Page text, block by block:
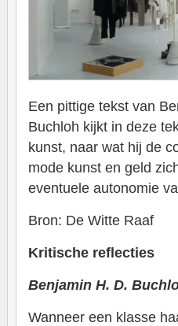
Een pittige tekst van
Buchloh kijkt in deze
kunst, naar wat hij de
mode kunst en geld
eventuele autonomie
Bron: De Witte Raaf
Kritische reflecties
Benjamin H. D.
Wanneer een klasse